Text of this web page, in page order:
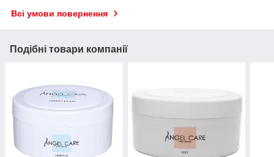
Всі умови повернення
Подібні товари компанії